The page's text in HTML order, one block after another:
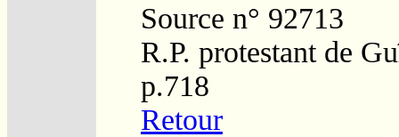
Source n° 92713
R.P. protestant de
p.718
Retour